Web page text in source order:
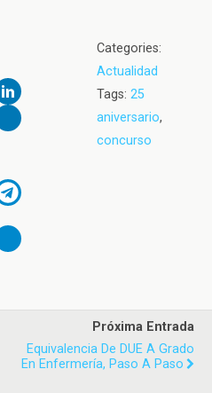
Categories:
Actualidad
Tags: 25
aniversario,
concurso
Próxima Entrada
Equivalencia De DUE A Grado
En Enfermería, Paso A Paso